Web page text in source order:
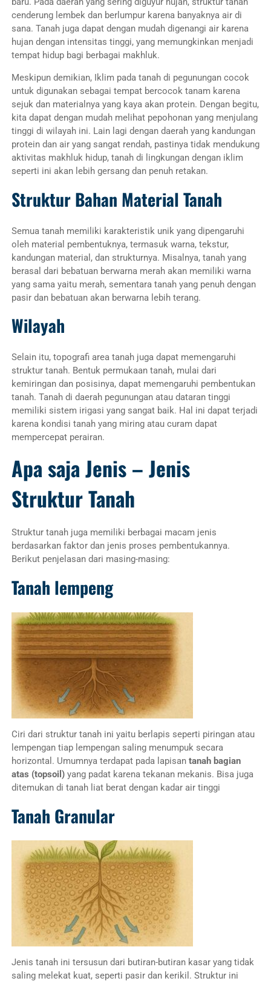
cenderung lembek dan berlumpur karena banyaknya air di
sana. Tanah juga dapat dengan mudah digenangi air karena
hujan dengan intensitas tinggi, yang memungkinkan menjadi
tempat hidup bagi berbagai makhluk.
Meskipun demikian, Iklim pada tanah di pegunungan cocok
untuk digunakan sebagai tempat bercocok tanam karena
sejuk dan materialnya yang kaya akan protein. Dengan begitu,
kita dapat dengan mudah melihat pepohonan yang menjulang
tinggi di wilayah ini. Lain lagi dengan daerah yang kandungan
protein dan air yang sangat rendah, pastinya tidak mendukung
aktivitas makhluk hidup, tanah di lingkungan dengan iklim
seperti ini akan lebih gersang dan penuh retakan.
Struktur Bahan Material Tanah
Semua tanah memiliki karakteristik unik yang dipengaruhi
oleh material pembentuknya, termasuk warna, tekstur,
kandungan material, dan strukturnya. Misalnya, tanah yang
berasal dari bebatuan berwarna merah akan memiliki warna
yang sama yaitu merah, sementara tanah yang penuh dengan
pasir dan bebatuan akan berwarna lebih terang.
Wilayah
Selain itu, topografi area tanah juga dapat memengaruhi
struktur tanah. Bentuk permukaan tanah, mulai dari
kemiringan dan posisinya, dapat memengaruhi pembentukan
tanah. Tanah di daerah pegunungan atau dataran tinggi
memiliki sistem irigasi yang sangat baik. Hal ini dapat terjadi
karena kondisi tanah yang miring atau curam dapat
mempercepat perairan.
Apa saja Jenis – Jenis
Struktur Tanah
Struktur tanah juga memiliki berbagai macam jenis
berdasarkan faktor dan jenis proses pembentukannya.
Berikut penjelasan dari masing-masing:
Tanah lempeng
Ciri dari struktur tanah ini yaitu berlapis seperti piringan atau
lempengan tiap lempengan saling menumpuk secara
horizontal. Umumnya terdapat pada lapisan tanah bagian
atas (topsoil)yang padat karena tekanan mekanis. Bisa juga
ditemukan di tanah liat berat dengan kadar air tinggi
Tanah Granular
Jenis tanah ini tersusun dari butiran-butiran kasar yang tidak
saling melekat kuat, seperti pasir dan kerikil. Struktur ini